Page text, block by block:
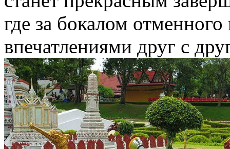
где за бокалом
впечатлениями друг с